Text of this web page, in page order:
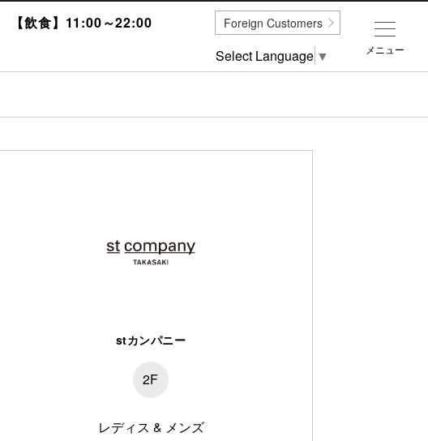
【飲食】11:00～22:00
stカンパニー
2F
レディス & メンズ
メニュー
Foreign Customers
Select Language ▼